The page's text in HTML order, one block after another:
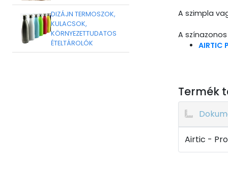
DIZÁJN TERMOSZOK,
KULACSOK,
KÖRNYEZETTUDATOS
ÉTELTÁROLÓK
A szimpla
A
AIRTIC
Termék
Airtic -